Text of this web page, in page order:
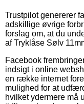
Trustpilot genererer
adskillige øvrige
forslag om, at du
af Tryklåse Sølv
Facebook
indsigt i online
en række internet
mulighed for at
hvilket ydermere må